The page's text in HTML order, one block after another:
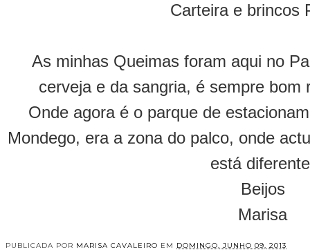
Carteira e brincos
As minhas Queimas foram aqui no
cerveja e da sangria, é sempre bom
Onde agora é o parque de
Mondego, era a zona do palco, onde
está
Beijos
Marisa
PUBLICADA POR MARISA CAVALEIRO EM DOMINGO, JUNHO 09, 2013